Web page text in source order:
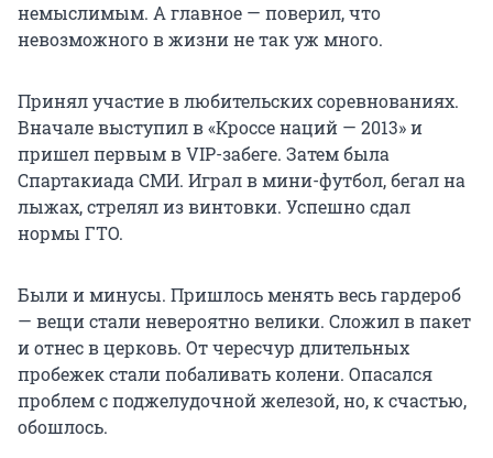
немыслимым. А главное — поверил, что
невозможного в жизни не так уж много.
Принял участие в любительских соревнованиях.
Вначале выступил в «Кроссе наций — 2013» и
пришел первым в VIP-забеге. Затем была
Спартакиада СМИ. Играл в мини-футбол, бегал на
лыжах, стрелял из винтовки. Успешно сдал
нормы ГТО.
Были и минусы. Пришлось менять весь гардероб
— вещи стали невероятно велики. Сложил в пакет
и отнес в церковь. От чересчур длительных
пробежек стали побаливать колени. Опасался
проблем с поджелудочной железой, но, к счастью,
обошлось.